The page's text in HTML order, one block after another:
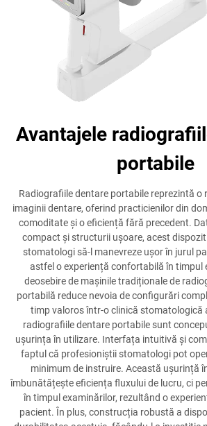
Avantajele
portabile
Radiografiile dentare portabile reprezintă o
imaginii dentare, oferind practicienilor din
comoditate și o eficiență fără precedent.
compact și structurii ușoare, acest
stomatologi să-l manevreze ușor în jurul
astfel o experiență confortabilă în timpul
deosebire de mașinile tradiționale de
portabilă reduce nevoia de configurări
timp valoros într-o clinică stomatologică
radiografiile dentare portabile sunt
ușurința în utilizare. Interfața intuitivă și
faptul că profesioniștii stomatologi pot
minimum de instruire. Această ușurință
îmbunătățește eficiența fluxului de lucru, ci
în timpul examinărilor, rezultând o
pacient. În plus, construcția robustă a